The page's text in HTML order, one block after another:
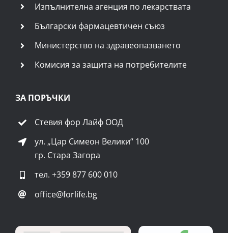
Изпълнителна агенция по лекарствата
Български фармацевтичен съюз
Министерство на здравеопазването
Комисия за защита на потребителите
ЗА ПОРЪЧКИ
Стевия фор Лайф ООД
ул. „Цар Симеон Велики“ 100
гр. Стара Загора
тел.+359 877 600 010
office@forlife.bg